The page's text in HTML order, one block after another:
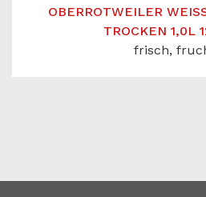
OBERROTWEILER
ROCKEN 1,0L
frisch,